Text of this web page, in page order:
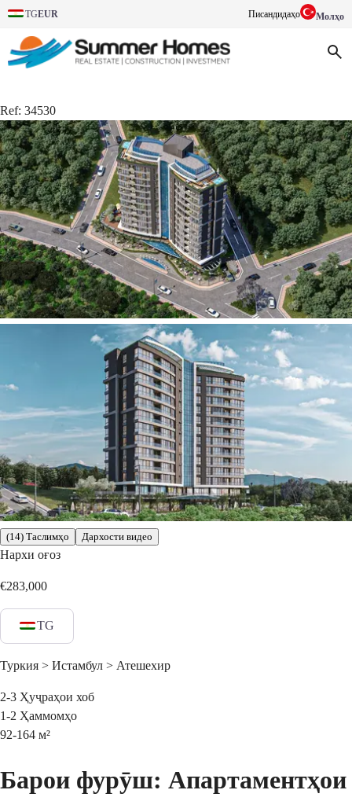
TGEUR Писандидаҳо Молҳо
Ref: 34530
(14) Таслимҳо Дархости видео
Нархи оғоз
€283,000
TG
Туркия > Истамбул > Атешехир
2-3 Ҳуҷраҳои хоб
1-2 Ҳаммомҳо
92-164 м²
Барои фурӯш: Апартаментҳои